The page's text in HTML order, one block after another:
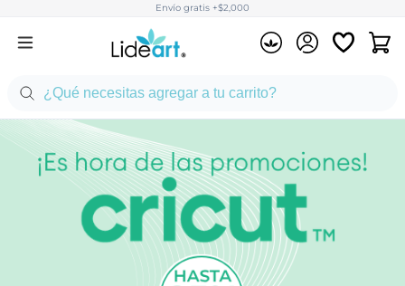
Envío gratis +$2,000